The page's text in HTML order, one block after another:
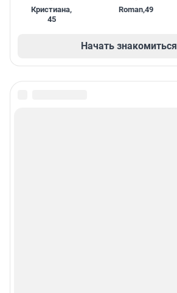
Кристиана,
45
Roman,49
Начать знакомиться